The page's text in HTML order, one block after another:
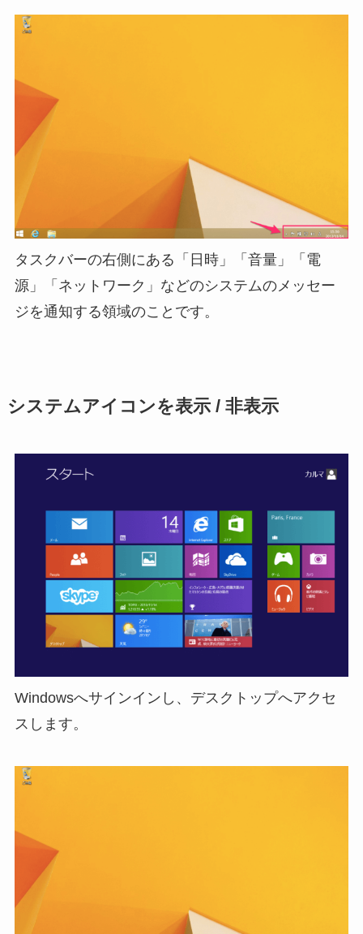
タスクバーの右側にある「日時」「音量」「電
源」「ネットワーク」などのシステムのメッセー
ジを通知する領域のことです。
システムアイコンを表示 / 非表示
Windowsへサインインし、デスクトップへアクセ
スします。